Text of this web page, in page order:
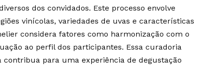
dos convidados. Este processo envolve
vinícolas, variedades de uvas e características
considera fatores como harmonização com o
ao perfil dos participantes. Essa curadoria
para uma experiência de degustação